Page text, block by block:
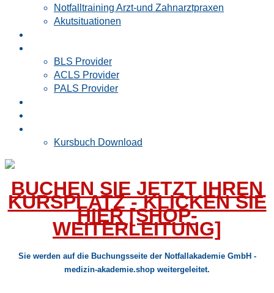
Notfalltraining Arzt-und Zahnarztpraxen
Akutsituationen
BLS Provider
ACLS Provider
PALS Provider
Kursbuch Download
BUCHEN SIE JETZT IHREN
KURSPLATZ - KLICKEN SIE
HIER [SHOP-
WEITERLEITUNG]
Sie werden auf die Buchungsseite der Notfallakademie GmbH -
medizin-akademie.shop weitergeleitet.